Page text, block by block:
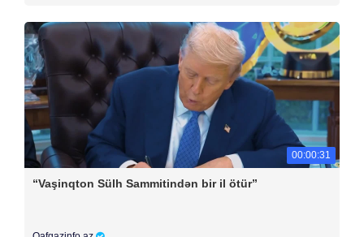
00:00:31
“Vaşinqton Sülh Sammitindən bir il ötür”